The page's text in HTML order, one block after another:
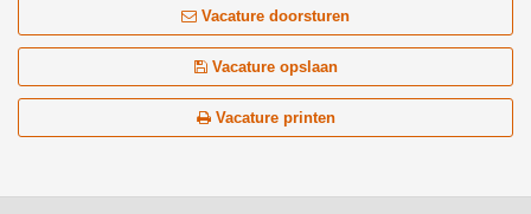
Vacature doorsturen
Vacature opslaan
Vacature printen